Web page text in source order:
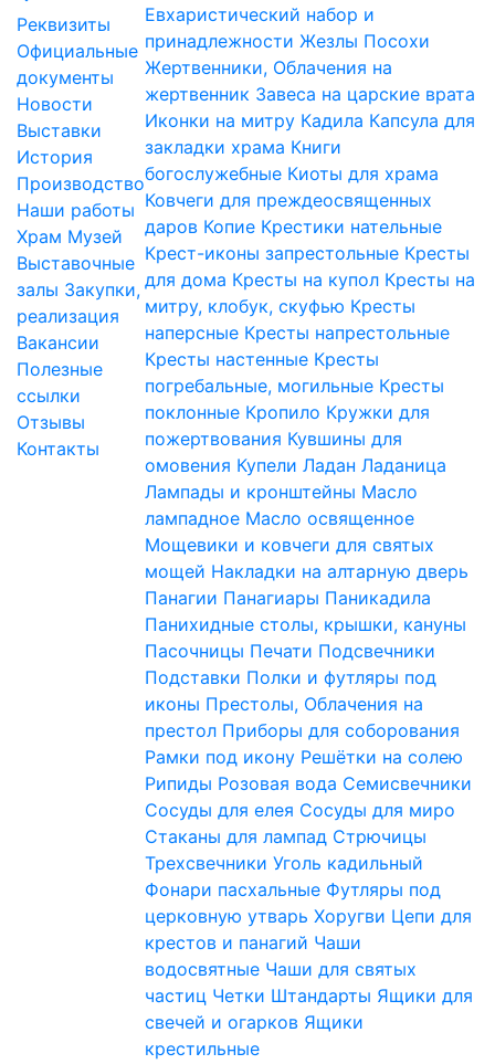
Реквизиты
Официальные
документы
Новости
Выставки
История
Производство
Наши работы
Храм Музей
Выставочные
залы Закупки,
реализация
Вакансии
Полезные
ссылки
Отзывы
Контакты
Евхаристический набор и
принадлежности Жезлы Посохи
Жертвенники, Облачения на
жертвенник Завеса на царские врата
Иконки на митру Кадила Капсула для
закладки храма Книги
богослужебные Киоты для храма
Ковчеги для преждеосвященных
даров Копие Крестики нательные
Крест-иконы запрестольные Кресты
для дома Кресты на купол Кресты на
митру, клобук, скуфью Кресты
наперсные Кресты напрестольные
Кресты настенные Кресты
погребальные, могильные Кресты
поклонные Кропило Кружки для
пожертвования Кувшины для
омовения Купели Ладан Ладаница
Лампады и кронштейны Масло
лампадное Масло освященное
Мощевики и ковчеги для святых
мощей Накладки на алтарную дверь
Панагии Панагиары Паникадила
Панихидные столы, крышки, кануны
Пасочницы Печати Подсвечники
Подставки Полки и футляры под
иконы Престолы, Облачения на
престол Приборы для соборования
Рамки под икону Решётки на солею
Рипиды Розовая вода Семисвечники
Сосуды для елея Сосуды для миро
Стаканы для лампад Стрючицы
Трехсвечники Уголь кадильный
Фонари пасхальные Футляры под
церковную утварь Хоругви Цепи для
крестов и панагий Чаши
водосвятные Чаши для святых
частиц Четки Штандарты Ящики для
свечей и огарков Ящики
крестильные